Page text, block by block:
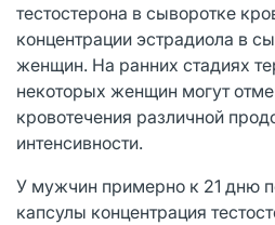
тестостерона в сыворотке
концентрации эстрадиола в
женщин. На ранних стадиях
некоторых женщин могут
кровотечения различной
интенсивности.
У мужчин примерно к 21 дню
капсулы концентрация